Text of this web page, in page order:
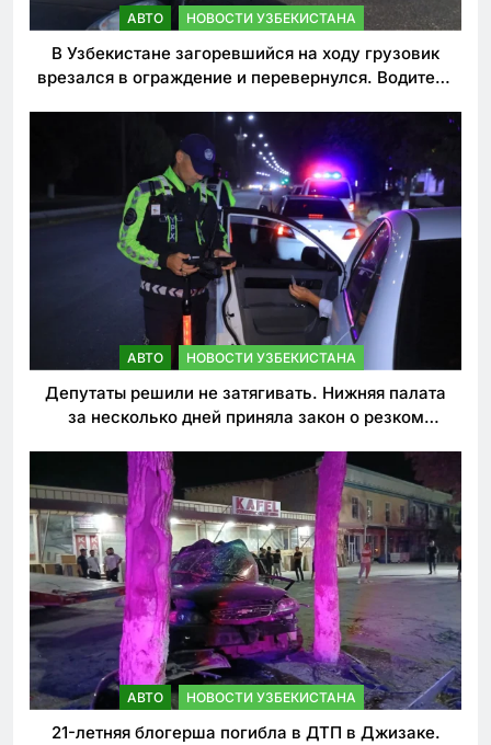
АВТО НОВОСТИ УЗБЕКИСТАНА
В Узбекистане загоревшийся на ходу грузовик
врезался в ограждение и перевернулся. Водитель
АВТО НОВОСТИ УЗБЕКИСТАНА
Депутаты решили не затягивать. Нижняя палата
за несколько дней приняла закон о резком
АВТО НОВОСТИ УЗБЕКИСТАНА
21-летняя блогерша погибла в ДТП в Джизаке.